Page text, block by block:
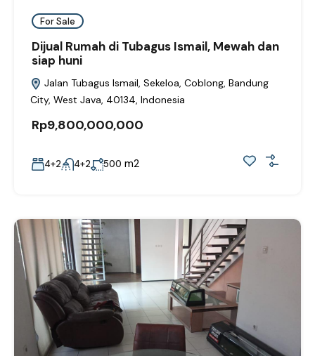
For Sale
Dijual Rumah di Tubagus Ismail, Mewah dan
siap huni
Jalan Tubagus Ismail, Sekeloa, Coblong, Bandung
City, West Java, 40134, Indonesia
Rp9,800,000,000
4+2 4+2 500 m2